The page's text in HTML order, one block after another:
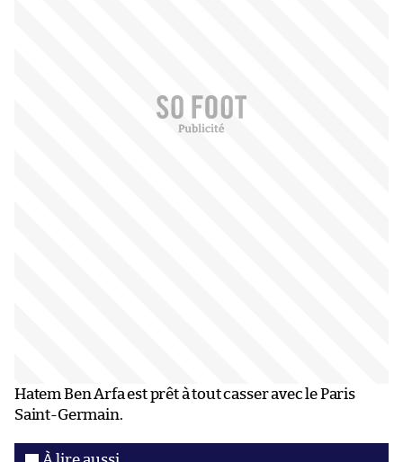
Hatem Ben Arfa est prêt à tout casser avec le Paris
Saint-Germain.